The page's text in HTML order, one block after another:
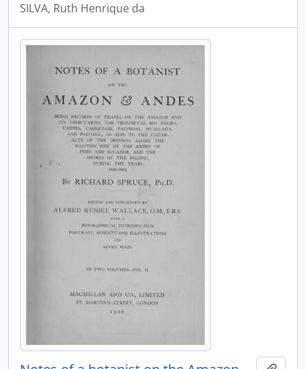
SILVA, Ruth Henrique da